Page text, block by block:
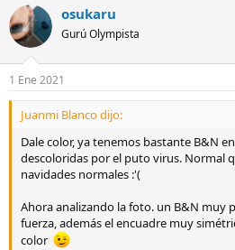
osukaru
Gurú Olympista
1 Ene 2021
Juanmi Blanco dijo:
Dale color, ya tenemos bastante B&N
descoloridas por el puto virus. Normal
navidades normales :'(
Ahora analizando la foto. un B&N muy
fuerza, además el encuadre muy
color